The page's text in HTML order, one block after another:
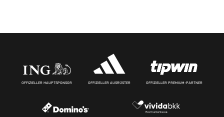
OFFIZIELLER HAUPTSPONSOR OFFIZIELLER AUSRÜSTER OFFIZIELLER PREMIUM-PARTNER